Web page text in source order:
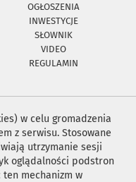
OGŁOSZENIA
INWESTYCJE
SŁOWNIK
VIDEO
REGULAMIN
w celu gromadzenia
z serwisu. Stosowane
utrzymanie sesji
oglądalności podstron
ten mechanizm w